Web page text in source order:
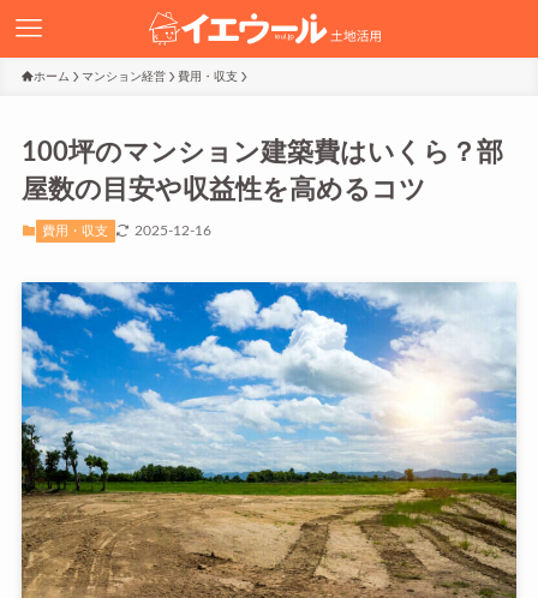
ホーム マンション経営 費用・収支
100坪のマンション建築費はいくら？部
屋数の目安や収益性を高めるコツ
費用・収支 2025-12-16